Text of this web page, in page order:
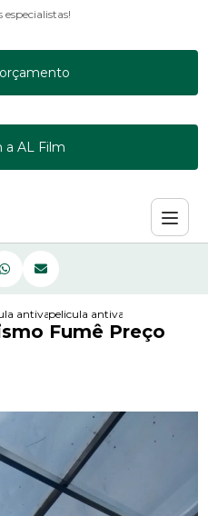
a AL Film
antivandalismo 3m
pelicula antivandalismo
Fumê Preço